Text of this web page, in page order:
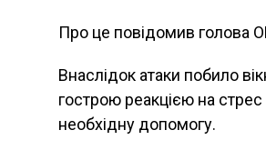
Про це повідомив голова
Внаслідок атаки побило
гострою реакцією на
необхідну допомогу.